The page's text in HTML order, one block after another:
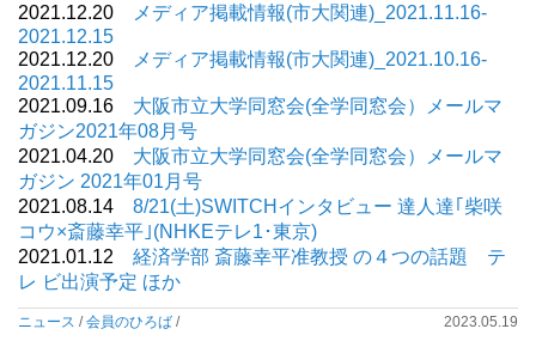
2021.12.20
メディア掲載情報(市大関連)_2021.11.16-
2021.12.15
2021.12.20
メディア掲載情報(市大関連)_2021.10.16-
2021.11.15
2021.09.16 大阪市立大学同窓会(全学同窓会）メールマ
ガジン2021年08月号
2021.04.20 大阪市立大学同窓会(全学同窓会）メールマ
ガジン 2021年01月号
2021.08.14 8/21(土)SWITCHインタビュー 達人達｢柴咲
コウ×斎藤幸平｣(NHKEテレ1･東京)
2021.01.12 経済学部 斎藤幸平准教授 の４つの話題 テ
レ ビ出演予定 ほか
ニュース /会員のひろば / 2023.05.19